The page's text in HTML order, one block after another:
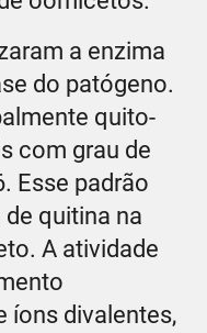
a enzima
do patógeno.
quito-
com grau de
Esse padrão
quitina na
A atividade
íons divalentes,